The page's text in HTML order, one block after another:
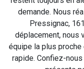
demande. Nous
Pressignac,
déplacement, nous
équipe la plus
rapide. Confiez-